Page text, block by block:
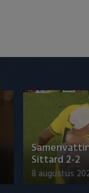
Sittard 2-2
8 augustus